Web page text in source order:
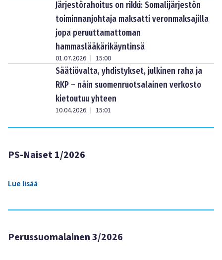
Järjestörahoitus on rikki: Somalijärjestön
toiminnanjohtaja maksatti veronmaksajilla
jopa peruuttamattoman
hammaslääkärikäyntinsä
01.07.2026 | 15:00
Säätiövalta, yhdistykset, julkinen raha ja
RKP – näin suomenruotsalainen verkosto
kietoutuu yhteen
10.04.2026 | 15:01
PS-Naiset 1/2026
Lue lisää
Perussuomalainen 3/2026